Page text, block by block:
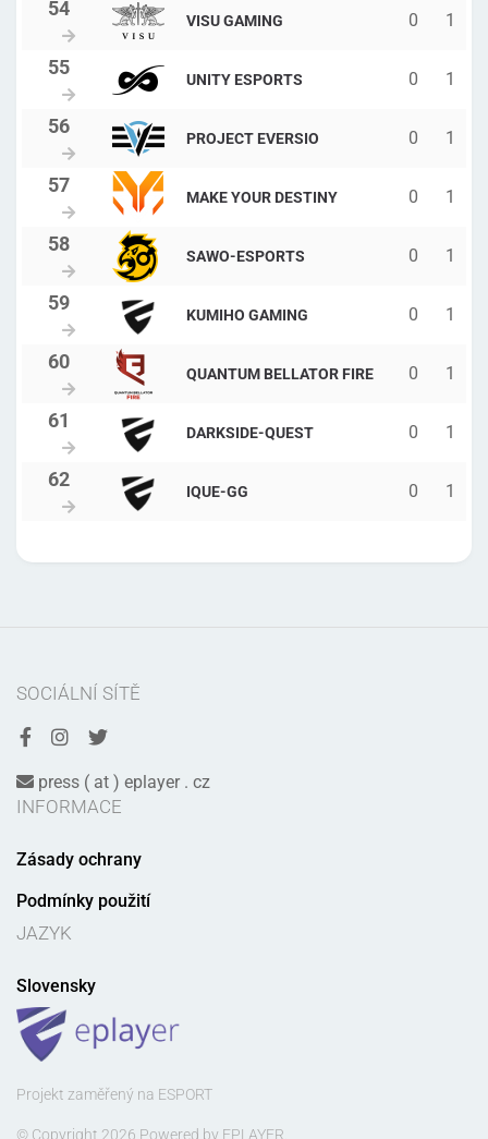
VISU GAMING 0 1
UNITY ESPORTS 0 1
PROJECT EVERSIO 0 1
MAKE YOUR DESTINY 0 1
SAWO-ESPORTS 0 1
KUMIHO GAMING 0 1
QUANTUM BELLATOR FIRE 0 1
DARKSIDE-QUEST 0 1
IQUE-GG 0 1
SOCIÁLNÍ SÍTĚ
press ( at ) eplayer . cz
INFORMACE
Zásady ochrany
Podmínky použití
JAZYK
Slovensky
Projekt zaměřený na ESPORT
© Copyright 2026 Powered by EPLAYER.